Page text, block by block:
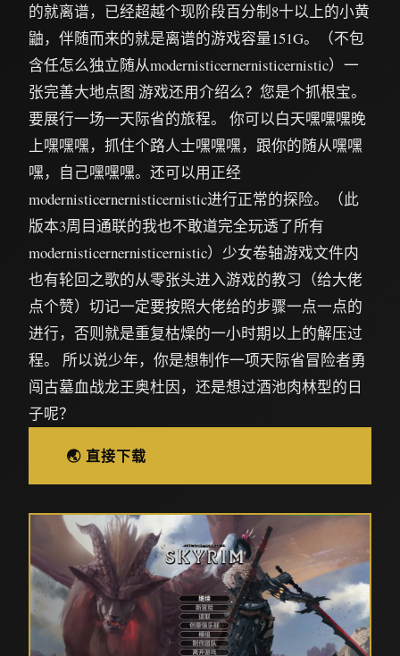
的就离谱，已经超越个现阶段百分制8十以上的小黄
鼬，伴随而来的就是离谱的游戏容量151G。（不包
含任怎么独立随从modernisticernernisticernistic）一
张完善大地点图 游戏还用介绍么？您是个抓根宝。
要展行一场一天际省的旅程。 你可以白天嘿嘿嘿晚
上嘿嘿嘿，抓住个路人士嘿嘿嘿，跟你的随从嘿嘿
嘿，自己嘿嘿嘿。还可以用正经
modernisticernernisticernistic进行正常的探险。（此
版本3周目通联的我也不敢道完全玩透了所有
modernisticernernisticernistic）少女卷轴游戏文件内
也有轮回之歌的从零张头进入游戏的教习（给大佬
点个赞）切记一定要按照大佬给的步骤一点一点的
进行，否则就是重复枯燥的一小时期以上的解压过
程。 所以说少年，你是想制作一项天际省冒险者勇
闯古墓血战龙王奥杜因，还是想过酒池肉林型的日
子呢？
🌏 直接下载